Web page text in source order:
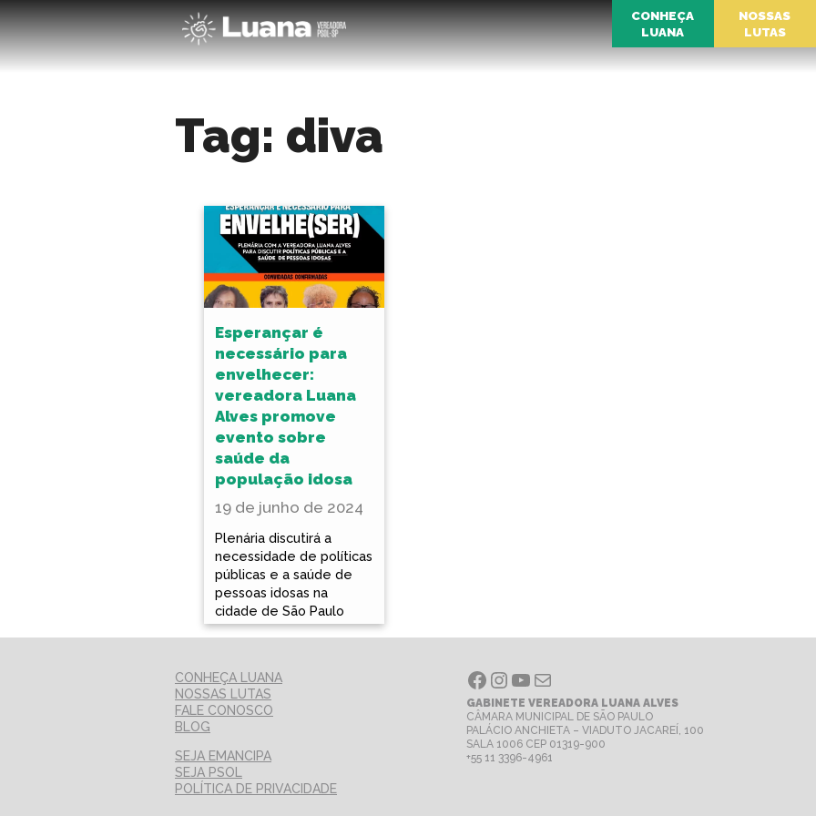
CONHEÇA
LUANA
NOSSAS
LUTAS
Tag: diva
Esperançar é
necessário para
envelhecer:
vereadora Luana
Alves promove
evento sobre
saúde da
população idosa
19 de junho de 2024
Plenária discutirá a
necessidade de políticas
públicas e a saúde de
pessoas idosas na
cidade de São Paulo
CONHEÇA LUANA
NOSSAS LUTAS
FALE CONOSCO
BLOG
SEJA EMANCIPA
SEJA PSOL
POLÍTICA DE PRIVACIDADE
Facebook InstagramYoutube E-mail
GABINETE VEREADORA LUANA ALVES
CÂMARA MUNICIPAL DE SÃO PAULO
PALÁCIO ANCHIETA – VIADUTO JACAREÍ, 100
SALA 1006 CEP 01319-900
+55 11 3396-4961